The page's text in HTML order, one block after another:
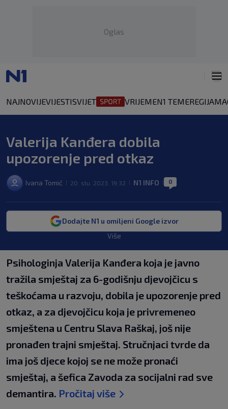
Oglas
NAJNOVIJEVIJESTISVIJET VRIJEMEN1 TEMEREGIJA
Valerija Kanđera dobila
upozorenje pred otkaz
Ivana Tomić 20. stu. 2023. 19:32 N1 INFO 0
Dodajte N1 u omiljeni Google izvor
Više
Psihologinja Valerija Kanđera koja je javno
tražila smještaj za 6-godišnju djevojčicu s
teškoćama u razvoju, dobila je upozorenje pred
otkaz, a za djevojčicu koja je privremeneo
smještena u Centru Slava Raškaj, još nije
pronađen trajni smještaj. Stručnjaci tvrde da
ima još djece kojoj se ne može pronaći
smještaj, a šefica Zavoda za socijalni rad sve
demantira. Pročitaj više